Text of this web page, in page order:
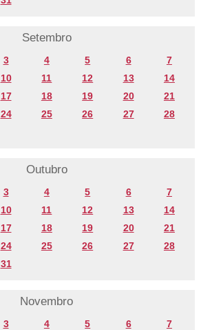
Setembro
3 4 5 6
7
10 11 12 13
14
17 18 19 20
21
24 25 26 27
28
Outubro
3 4 5 6
7
10 11 12 13
14
17 18 19 20
21
24 25 26 27
28
31
Novembro
3 4 5 6
7